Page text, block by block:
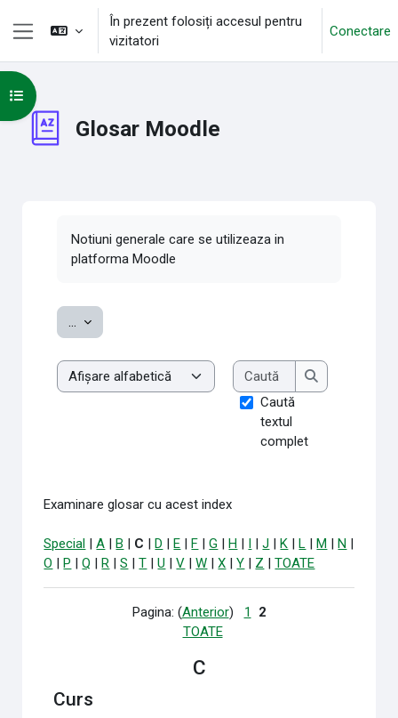
Sari la conţinutul principal
Panou lateral
În prezent folosiți accesul pentru
vizitatori
Conectare
Glosar Moodle
Deschide Indexul cursului
Notiuni generale care se utilizeaza in
platforma Moodle
... Exportați noțiuni
Examinare glosar cu acest index
Caută
Caută
Caută
textul
complet
Examinare glosar cu acest index
Special |A |B | C |D |E |F |G |H | I |J |K |L |M |N |
O |P |Q |R |S |T |U |V |W |X |Y | Z |TOATE
Pagina: (Anterior) 1
2
TOATE
C
Curs